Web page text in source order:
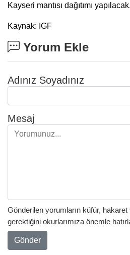
Kayseri mantısı dağıtımı yapılacak.
Kaynak: IGF
Yorum Ekle
Adınız Soyadınız
Mesaj
Gönderilen yorumların küfür,
gerektiğini okurlarımıza önemle
Gönder